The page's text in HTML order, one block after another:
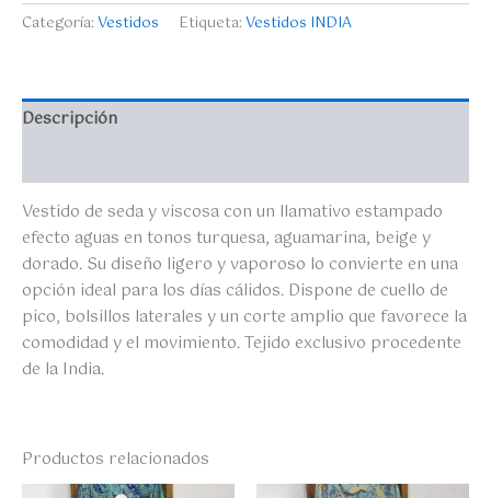
Categoría:Vestidos Etiqueta:Vestidos INDIA
Descripción
Vestido de seda y viscosa con un llamativo estampado
efecto aguas en tonos turquesa, aguamarina, beige y
dorado. Su diseño ligero y vaporoso lo convierte en una
opción ideal para los días cálidos. Dispone de cuello de
pico, bolsillos laterales y un corte amplio que favorece la
comodidad y el movimiento. Tejido exclusivo procedente
de la India.
Productos relacionados
El El El El